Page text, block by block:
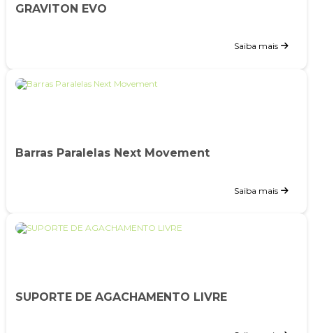
GRAVITON EVO
Saiba mais
Barras Paralelas Next Movement
Saiba mais
SUPORTE DE AGACHAMENTO LIVRE